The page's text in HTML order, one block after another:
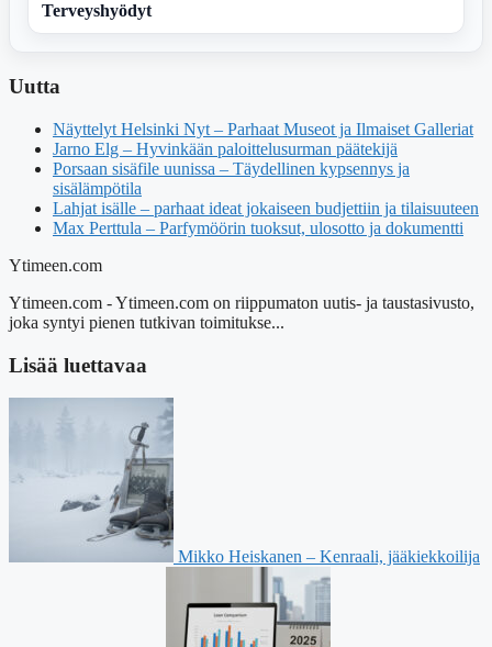
Terveyshyödyt
Uutta
Näyttelyt Helsinki Nyt – Parhaat Museot ja Ilmaiset Galleriat
Jarno Elg – Hyvinkään paloittelusurman päätekijä
Porsaan sisäfile uunissa – Täydellinen kypsennys ja
sisälämpötila
Lahjat isälle – parhaat ideat jokaiseen budjettiin ja tilaisuuteen
Max Perttula – Parfymöörin tuoksut, ulosotto ja dokumentti
Ytimeen.com
Ytimeen.com - Ytimeen.com on riippumaton uutis- ja taustasivusto,
joka syntyi pienen tutkivan toimitukse...
Lisää luettavaa
Mikko Heiskanen – Kenraali, jääkiekkoilija